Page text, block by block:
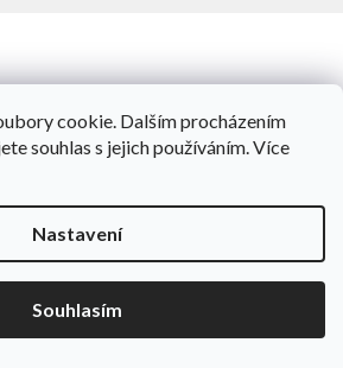
cookie. Dalším procházením
souhlas s jejich používáním. Více
Nastavení
Souhlasím